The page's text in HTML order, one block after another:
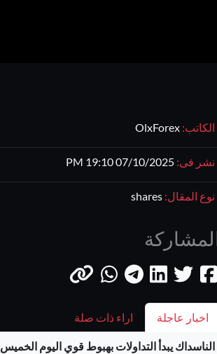
الكاتب: OlxForex
نشر فى: 07/10/2025 19:10 PM
نوع المقال: shares
اخبار عاجلة اراء ذات صلة
الناسداك يبدأ التداولات بهبوط قوي اليوم الخميس